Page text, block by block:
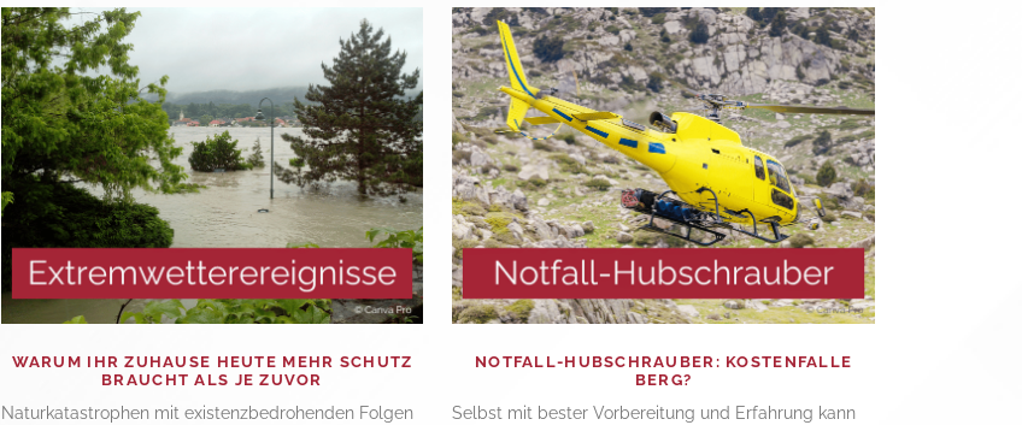
WARUM IHR ZUHAUSE HEUTE MEHR SCHUTZ
BRAUCHT ALS JE ZUVOR
Naturkatastrophen mit existenzbedrohenden Folgen
NOTFALL-HUBSCHRAUBER: KOSTENFALLE
BERG?
Selbst mit bester Vorbereitung und Erfahrung kann